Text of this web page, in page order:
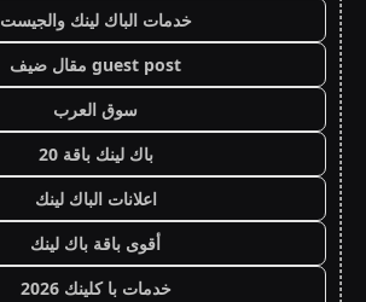
خدمات الباك لينك والجيست
guest post مقال ضيف
سوق العرب
باك لينك باقة 20
اعلانات الباك لينك
أقوى باقة باك لينك
خدمات با كلينك 2026